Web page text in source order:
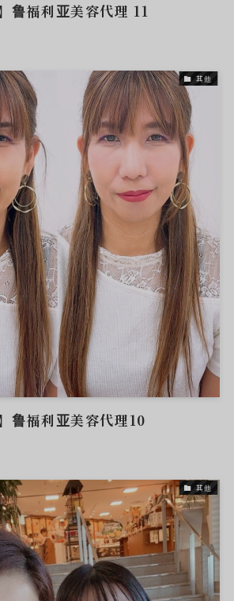
鲁福利亚美容代理 11
其他
鲁福利亚美容代理10
其他